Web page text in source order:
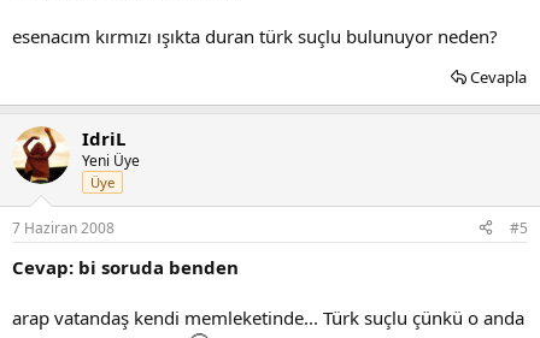
esenacım kırmızı ışıkta duran türk suçlu bulunuyor neden?
Cevapla
IdriL
Yeni Üye
Üye
7 Haziran 2008 #5
Cevap: bi soruda benden
arap vatandaş kendi memleketinde... Türk suçlu çünkü o anda